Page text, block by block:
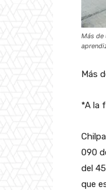
Más de
Más
*A la
090
del
que